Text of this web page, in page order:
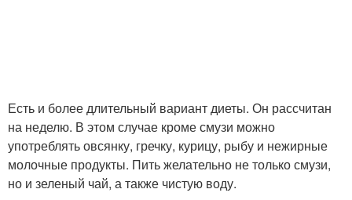
Есть и более длительный вариант диеты. Он рассчитан
на неделю. В этом случае кроме смузи можно
употреблять овсянку, гречку, курицу, рыбу и нежирные
молочные продукты. Пить желательно не только смузи,
но и зеленый чай, а также чистую воду.